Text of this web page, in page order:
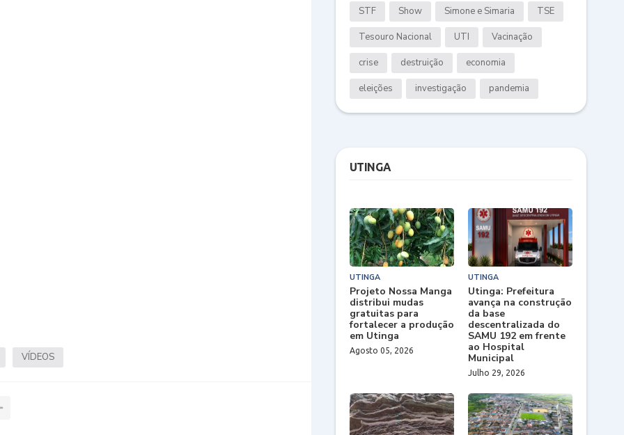
VÍDEOS
STF Show Simone e Simaria TSE
Tesouro Nacional UTI Vacinação
crise destruição economia
eleições investigação pandemia
UTINGA
UTINGA
Projeto Nossa Manga
distribui mudas
gratuitas para
fortalecer a produção
em Utinga
Agosto 05, 2026
UTINGA
Utinga: Prefeitura
avança na construção
da base
descentralizada do
SAMU 192 em frente
ao Hospital
Municipal
Julho 29, 2026